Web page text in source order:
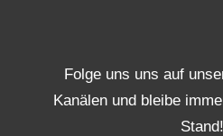
Folge uns uns auf
Kanälen und bleibe
Stand!